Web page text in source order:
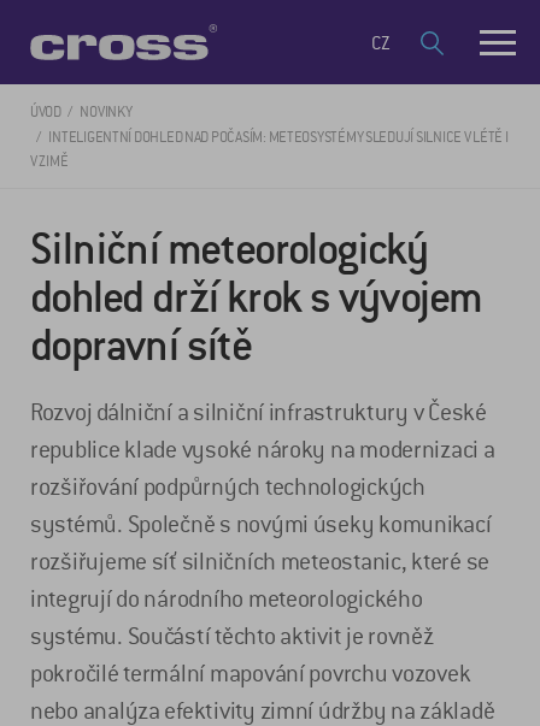
CZ
ÚVOD
NOVINKY
INTELIGENTNÍ DOHLED NAD POČASÍM: METEOSYSTÉMY SLEDUJÍ SILNICE V LÉTĚ I
V ZIMĚ
Silniční meteorologický
dohled drží krok s vývojem
dopravní sítě
Rozvoj dálniční a silniční infrastruktury v České
republice klade vysoké nároky na modernizaci a
rozšiřování podpůrných technologických
systémů. Společně s novými úseky komunikací
rozšiřujeme síť silničních meteostanic, které se
integrují do národního meteorologického
systému. Součástí těchto aktivit je rovněž
pokročilé termální mapování povrchu vozovek
nebo analýza efektivity zimní údržby na základě